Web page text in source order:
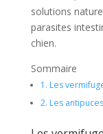
solutions
parasites
chien.
Sommaire
1. Les
2. Les